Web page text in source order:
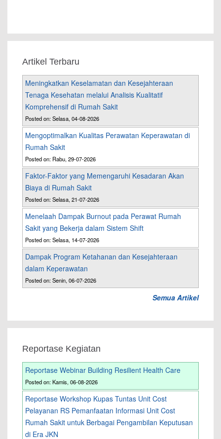
Artikel Terbaru
Meningkatkan Keselamatan dan Kesejahteraan
Tenaga Kesehatan melalui Analisis Kualitatif
Komprehensif di Rumah Sakit
Posted on: Selasa, 04-08-2026
Mengoptimalkan Kualitas Perawatan Keperawatan di
Rumah Sakit
Posted on: Rabu, 29-07-2026
Faktor-Faktor yang Memengaruhi Kesadaran Akan
Biaya di Rumah Sakit
Posted on: Selasa, 21-07-2026
Menelaah Dampak Burnout pada Perawat Rumah
Sakit yang Bekerja dalam Sistem Shift
Posted on: Selasa, 14-07-2026
Dampak Program Ketahanan dan Kesejahteraan
dalam Keperawatan
Posted on: Senin, 06-07-2026
Semua Artikel
Reportase Kegiatan
Reportase Webinar Building Resilient Health Care
Posted on: Kamis, 06-08-2026
Reportase Workshop Kupas Tuntas Unit Cost
Pelayanan RS Pemanfaatan Informasi Unit Cost
Rumah Sakit untuk Berbagai Pengambilan Keputusan
di Era JKN